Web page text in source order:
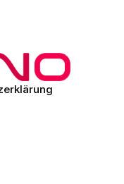
des Dienstes